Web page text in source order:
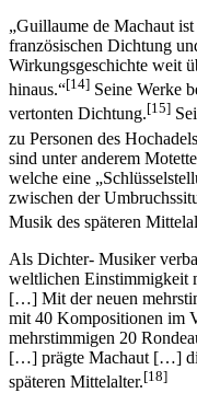
„Guillaume de Machaut
französischen Dichtung
Wirkungsgeschichte weit
hinaus.“[14] Seine Werke
vertonten Dichtung.[15]
zu Personen des
sind unter anderem
welche eine
zwischen der
Musik des späteren
Als Dichter- Musiker
weltlichen Einstimmigkeit
[…] Mit der neuen
mit 40 Kompositionen im
mehrstimmigen 20
[…] prägte Machaut […]
späteren Mittelalter.[18]